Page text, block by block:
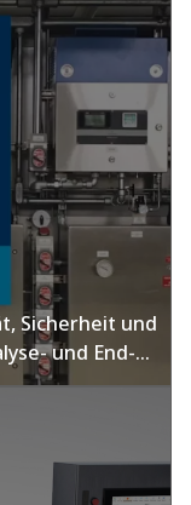
Sicherheit und
und End-